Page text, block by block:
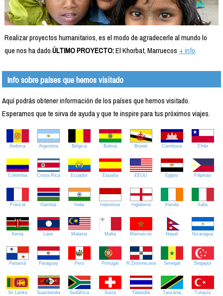
Realizar proyectos humanitarios, es el modo de agradecerle al mundo lo
que nos ha dado.ÚLTIMO PROYECTO:El Khorbat, Marruecos + info
Info sobre países que hemos visitado
Aquí podrás obtener información de los países que hemos visitado.
Esperamos que te sirva de ayuda y que te inspire para tus próximos viajes.
Andorra Argentina Bélgica Bolivia Brunei Camboya Chile
Colombia Costa Rica Ecuador España EEUU Egipto Filipinas
Francia Gambia India Indonesia Inglaterra Irlanda Italia
Kenia Laos Malasia Malta Marruecos Nepal Nicaragua
Panamá Paraguay Perú Portugal R.Dominicana Senegal Singapur
Sri Lanka Suazilandia Sudáfrica Suiza Tailandia Tanzania Turquía